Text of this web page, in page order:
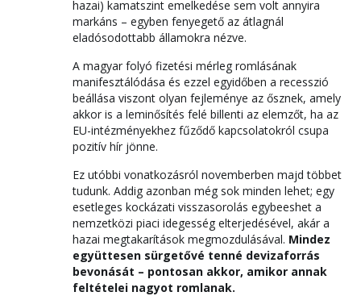
hazai) kamatszint emelkedése sem volt annyira
markáns – egyben fenyegető az átlagnál
eladósodottabb államokra nézve.
A magyar folyó fizetési mérleg romlásának
manifesztálódása és ezzel egyidőben a recesszió
beállása viszont olyan fejleménye az ősznek, amely
akkor is a leminősítés felé billenti az elemzőt, ha az
EU-intézményekhez fűződő kapcsolatokról csupa
pozitív hír jönne.
Ez utóbbi vonatkozásról novemberben majd többet
tudunk. Addig azonban még sok minden lehet; egy
esetleges kockázati visszasorolás egybeeshet a
nemzetközi piaci idegesség elterjedésével, akár a
hazai megtakarítások megmozdulásával. Mindez
együttesen sürgetővé tenné devizaforrás
bevonását – pontosan akkor, amikor annak
feltételei nagyot romlanak.